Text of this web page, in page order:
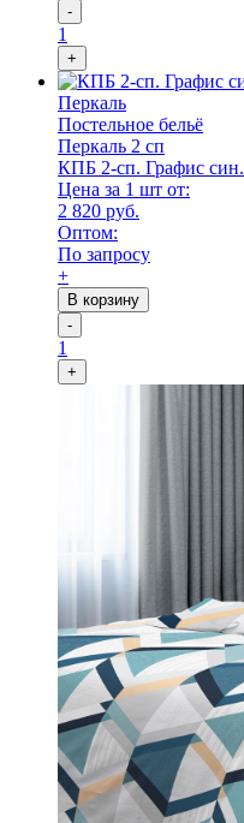
-
1
+
Перкаль
Постельное бельё
Перкаль 2 сп
КПБ 2-сп. Графис син.
Цена за 1 шт от:
2 820 руб.
Оптом:
По запросу
+
В корзину
-
1
+